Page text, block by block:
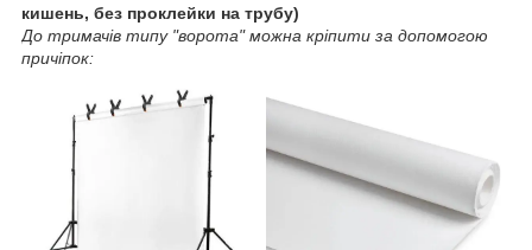
кишень, без проклейки на трубу)
До тримачів типу "ворота" можна кріпити за допомогою
причіпок: